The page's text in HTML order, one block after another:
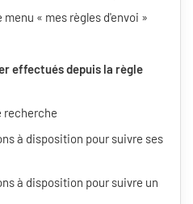
« mes règles d'envoi »
effectués depuis la règle
recherche
à disposition pour suivre ses
à disposition pour suivre un